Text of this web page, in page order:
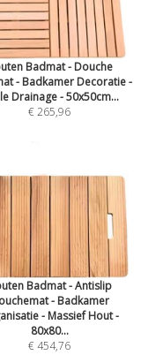
Badmat - Douche
- Badkamer Decoratie -
Drainage - 50x50cm...
€ 265,96
Badmat - Antislip
- Badkamer
- Massief Hout -
80x80...
€ 454,76